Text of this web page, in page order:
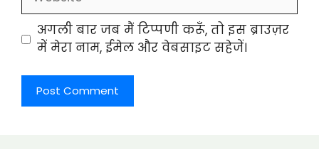
अगली बार जब मैं टिप्पणी करूँ, तो इस ब्राउज़र
में मेरा नाम, ईमेल और वेबसाइट सहेजें।